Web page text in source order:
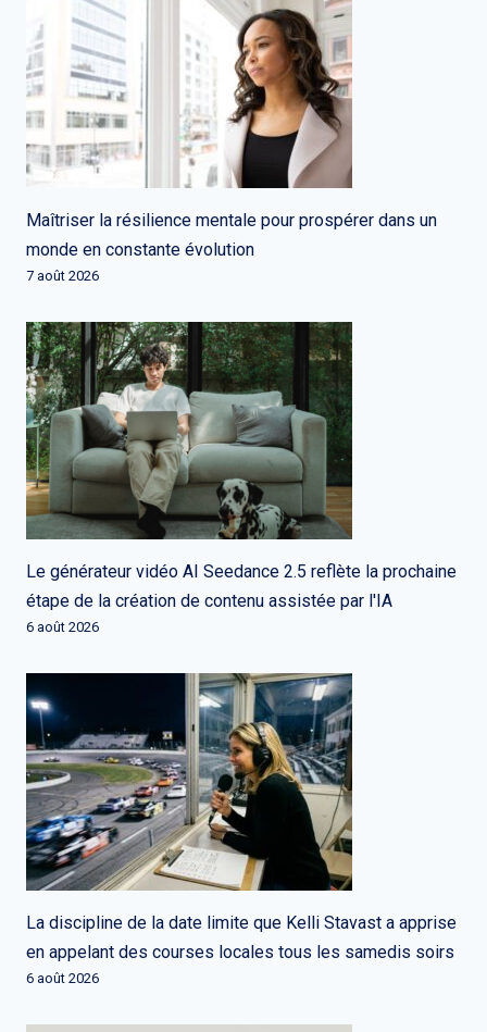
Maîtriser la résilience mentale pour prospérer dans un
monde en constante évolution
7 août 2026
Le générateur vidéo AI Seedance 2.5 reflète la prochaine
étape de la création de contenu assistée par l'IA
6 août 2026
La discipline de la date limite que Kelli Stavast a apprise
en appelant des courses locales tous les samedis soirs
6 août 2026